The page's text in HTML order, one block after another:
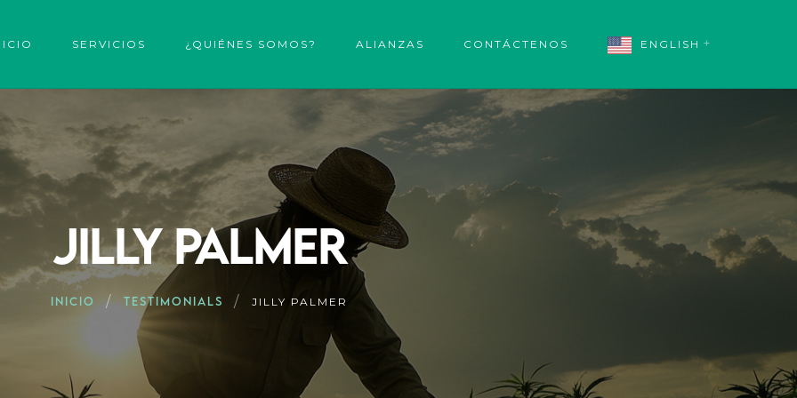
SERVICIOS ¿QUIÉNES SOMOS? ALIANZAS CONTÁCTENOS ENGLISH
JILLY PALMER
INICIO TESTIMONIALS JILLY PALMER